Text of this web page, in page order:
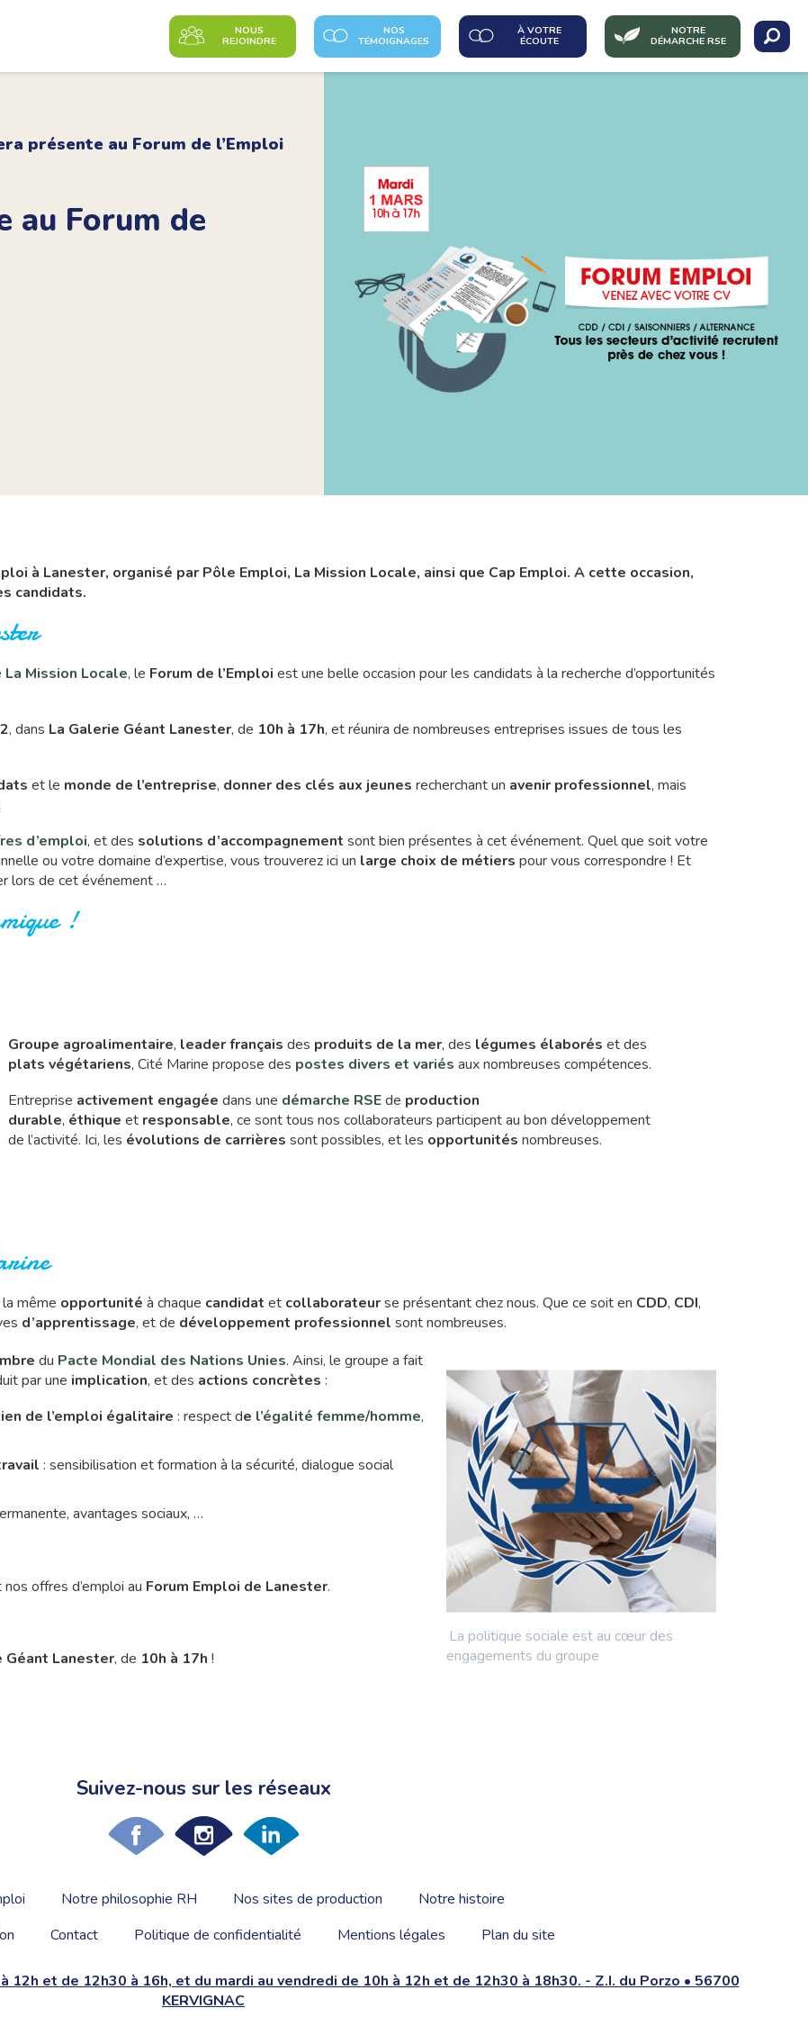
NOUS
REJOINDRE
NOS
TÉMOIGNAGES
À VOTRE
ÉCOUTE
NOTRE
DÉMARCHE RSE
présente au Forum de l’Emploi
au Forum de
à Lanester, organisé par Pôle Emploi, La Mission Locale, ainsi que Cap Emploi. A cette occasion,
candidats.
La Mission Locale, le Forum de l’Emploi est une belle occasion pour les candidats à la recherche d’opportunités
, dans La Galerie Géant Lanester, de 10h à 17h, et réunira de nombreuses entreprises issues de tous les
et le monde de l’entreprise, donner des clés aux jeunes recherchant un avenir professionnel, mais
d’emploi, et des solutions d’accompagnement sont bien présentes à cet événement. Quel que soit votre
ou votre domaine d’expertise, vous trouverez ici un large choix de métiers pour vous correspondre ! Et
lors de cet événement …
!
Groupe agroalimentaire, leader français des produits de la mer, des légumes élaborés et des
plats végétariens, Cité Marine propose des postes divers et variés aux nombreuses compétences.
Entreprise activement engagée dans une démarche RSEde production
durable, éthique et responsable, ce sont tous nos collaborateurs participent au bon développement
de l’activité. Ici, les évolutions de carrières sont possibles, et les opportunitésnombreuses.
la même opportunité à chaque candidat et collaborateurse présentant chez nous. Que ce soit en CDD, CDI,
d’apprentissage, et de développement professionnel sont nombreuses.
La politique sociale est au cœur des
engagements du groupe
du Pacte Mondial des Nations Unies. Ainsi, le groupe a fait
par une implication, et des actions concrètes :
de l’emploi égalitaire : respect de l’égalité femme/homme,
: sensibilisation et formation à la sécurité, dialogue social
avantages sociaux, …
offres d’emploi au Forum Emploi de Lanester.
Géant Lanester, de 10h à 17h !
Suivez-nous sur les réseaux
Notre philosophie RH Nos sites de production
Notre histoire
Contact Politique de confidentialité Mentions légales Plan du site
12h et de 12h30 à 16h, et du mardi au vendredi de 10h à 12h et de 12h30 à 18h30. - Z.I. du Porzo • 56700
KERVIGNAC